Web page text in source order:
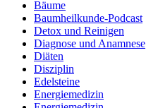
Bäume
Baumheilkunde-Podcast
Detox und Reinigen
Diagnose und Anamnese
Diäten
Disziplin
Edelsteine
Energiemedizin